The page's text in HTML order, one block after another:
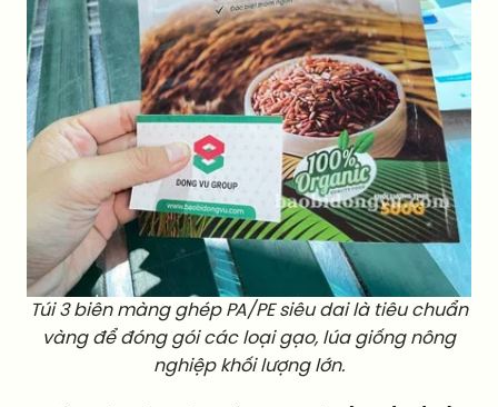
Túi 3 biên màng ghép PA/PE siêu dai là tiêu chuẩn
vàng để đóng gói các loại gạo, lúa giống nông
nghiệp khối lượng lớn.